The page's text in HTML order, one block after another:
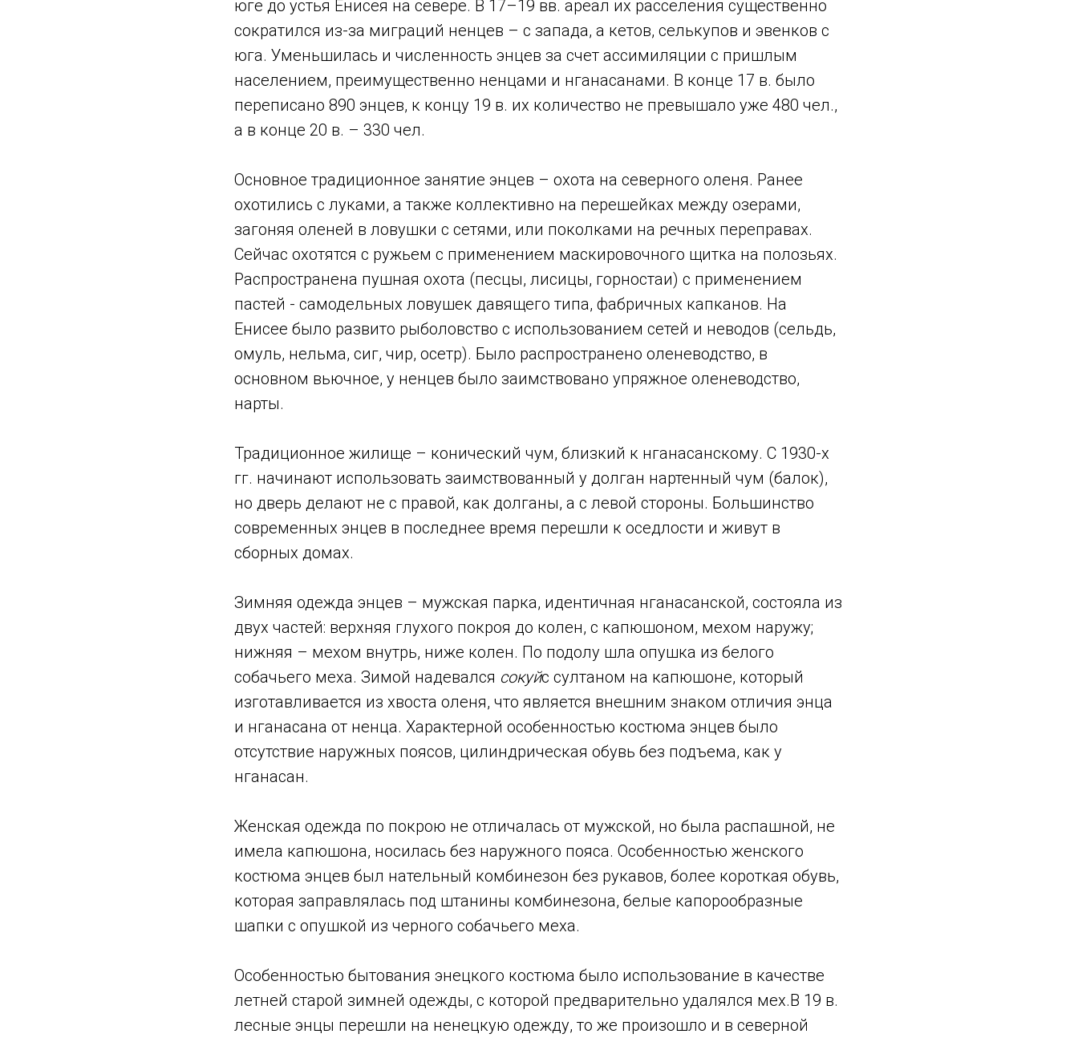
юге до устья Енисея на севере. В 17–19 вв. ареал их расселения существенно
сократился из-за миграций ненцев – с запада, а кетов, селькупов и эвенков с
юга. Уменьшилась и численность энцев за счет ассимиляции с пришлым
населением, преимущественно ненцами и нганасанами. В конце 17 в. было
переписано 890 энцев, к концу 19 в. их количество не превышало уже 480 чел.,
а в конце 20 в. – 330 чел.
Основное традиционное занятие энцев – охота на северного оленя. Ранее
охотились с луками, а также коллективно на перешейках между озерами,
загоняя оленей в ловушки с сетями, или поколками на речных переправах.
Сейчас охотятся с ружьем с применением маскировочного щитка на полозьях.
Распространена пушная охота (песцы, лисицы, горностаи) с применением
пастей - самодельных ловушек давящего типа, фабричных капканов. На
Енисее было развито рыболовство с использованием сетей и неводов (сельдь,
омуль, нельма, сиг, чир, осетр). Было распространено оленеводство, в
основном вьючное, у ненцев было заимствовано упряжное оленеводство,
нарты.
Традиционное жилище – конический чум, близкий к нганасанскому. С 1930-х
гг. начинают использовать заимствованный у долган нартенный чум (балок),
но дверь делают не с правой, как долганы, а с левой стороны. Большинство
современных энцев в последнее время перешли к оседлости и живут в
сборных домах.
Зимняя одежда энцев – мужская парка, идентичная нганасанской, состояла из
двух частей: верхняя глухого покроя до колен, с капюшоном, мехом наружу;
нижняя – мехом внутрь, ниже колен. По подолу шла опушка из белого
собачьего меха. Зимой надевался сокуйс султаном на капюшоне, который
изготавливается из хвоста оленя, что является внешним знаком отличия энца
и нганасана от ненца. Характерной особенностью костюма энцев было
отсутствие наружных поясов, цилиндрическая обувь без подъема, как у
нганасан.
Женская одежда по покрою не отличалась от мужской, но была распашной, не
имела капюшона, носилась без наружного пояса. Особенностью женского
костюма энцев был нательный комбинезон без рукавов, более короткая обувь,
которая заправлялась под штанины комбинезона, белые капорообразные
шапки с опушкой из черного собачьего меха.
Особенностью бытования энецкого костюма было использование в качестве
летней старой зимней одежды, с которой предварительно удалялся мех.В 19 в.
лесные энцы перешли на ненецкую одежду, то же произошло и в северной